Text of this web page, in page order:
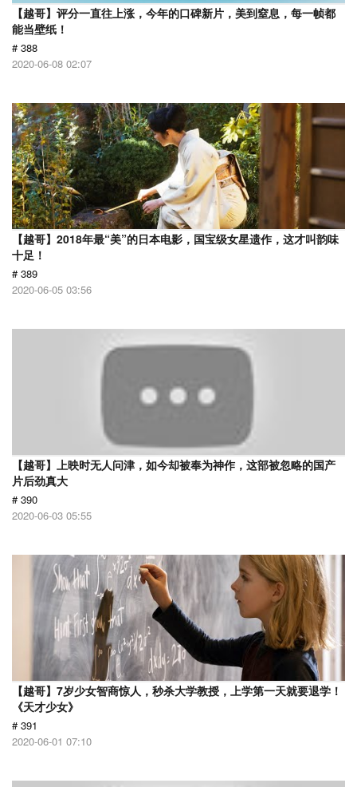
【越哥】评分一直往上涨，今年的口碑新片，美到窒息，每一帧都
能当壁纸！
# 388
2020-06-08 02:07
【越哥】2018年最“美”的日本电影，国宝级女星遗作，这才叫韵味
十足！
# 389
2020-06-05 03:56
【越哥】上映时无人问津，如今却被奉为神作，这部被忽略的国产
片后劲真大
# 390
2020-06-03 05:55
【越哥】7岁少女智商惊人，秒杀大学教授，上学第一天就要退学！
《天才少女》
# 391
2020-06-01 07:10